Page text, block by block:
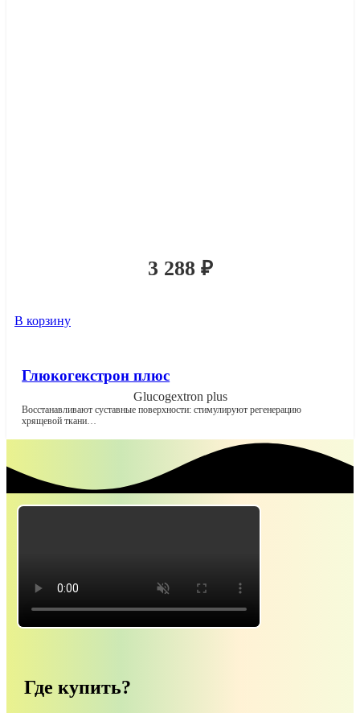
3 288 ₽
В корзину
Глюкогекстрон плюс
Glucogextron plus
Восстанавливают суставные поверхности: стимулируют регенерацию
хрящевой ткани…
Где купить?